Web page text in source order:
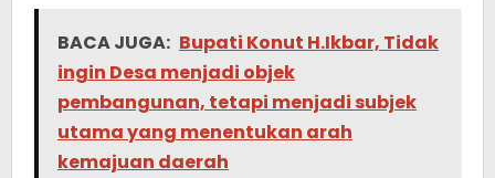
BACA JUGA: Bupati Konut H.Ikbar, Tidak
ingin Desa menjadi objek
pembangunan, tetapi menjadi subjek
utama yang menentukan arah
kemajuan daerah